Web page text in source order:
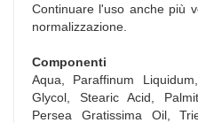
Continuare l'uso anche più
normalizzazione.
Componenti
Aqua, Paraffinum
Glycol, Stearic Acid,
Persea Gratissima Oil,